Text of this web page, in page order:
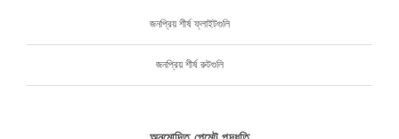
জনপ্রিয় শীর্ষ ফ্লাইটগুলি
জনপ্রিয় শীর্ষ রুটগুলি